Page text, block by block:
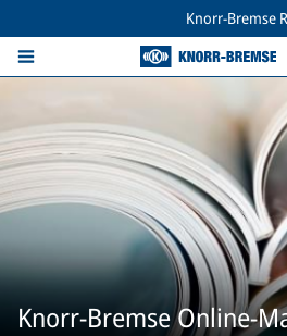
Knorr-Bremse
Knorr-Bremse Online-